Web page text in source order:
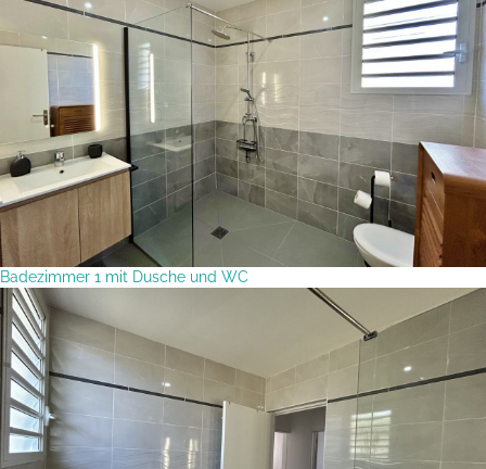
Badezimmer 1 mit Dusche und WC